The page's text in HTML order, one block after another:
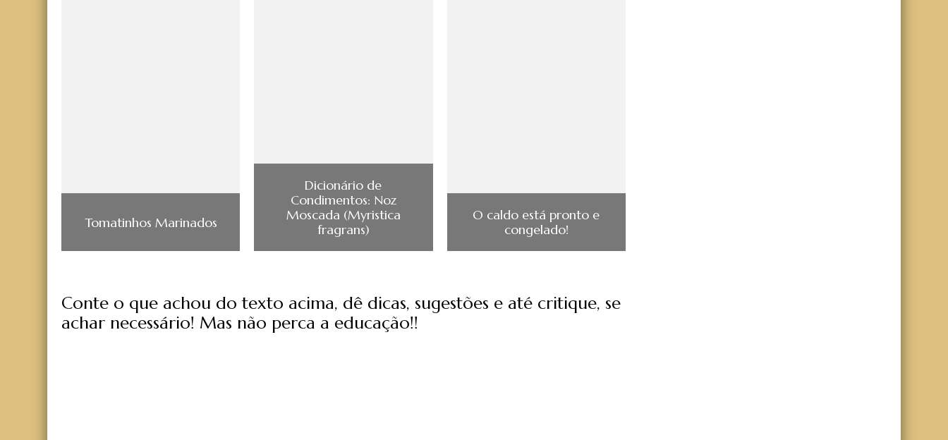
Tomatinhos Marinados
Dicionário de
Condimentos: Noz
Moscada (Myristica
fragrans)
O caldo está pronto e
congelado!
Conte o que achou do texto acima, dê dicas, sugestões e até critique, se
achar necessário! Mas não perca a educação!!